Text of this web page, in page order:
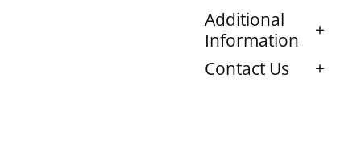
Additional
Information
Contact Us